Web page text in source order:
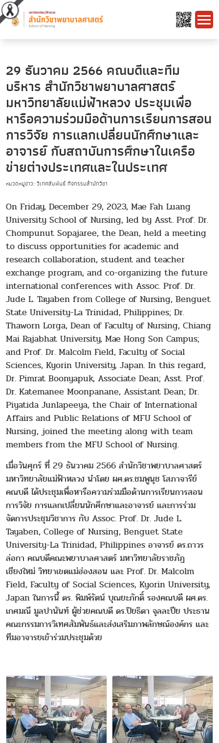
29 ธันวาคม 2566 คณบดีและทีม
บริหาร สำนักวิชาพยาบาลศาสตร์
มหาวิทยาลัยแม่ฟ้าหลวง ประชุมเพื่อ
หารือความร่วมมือด้านการเรียนการสอน
การวิจัย การแลกเปลี่ยนนักศึกษาและ
อาจารย์ กับสถาบันการศึกษาในเครือ
ข่ายต่างประเทศและในประเทศ
หมวดหมู่ข่าว: วิเทศสัมพันธ์ กิจกรรมสำนักวิชา
On Friday, December 29, 2023, Mae Fah Luang
University School of Nursing, led by Asst. Prof. Dr.
Chompunut Sopajaree, the Dean, held a meeting
to discuss opportunities for academic and
research collaboration, student and teacher
exchange program, and co-organizing the future
international conferences with Assoc. Prof. Dr.
Jude L. Tayaben from College of Nursing, Benguet
State University-La Trinidad, Philippines; Dr.
Thaworn Lorga, Dean of Faculty of Nursing, Chiang
Mai Rajabhat University, Mae Hong Son Campus;
and Prof. Dr. Malcolm Field, Faculty of Social
Sciences, Kyorin University, Japan. In this regard,
Dr. Pimrat Boonyapuk, Associate Dean; Asst. Prof.
Dr. Katemanee Moonpanane, Assistant Dean; Dr.
Piyatida Junlapeeya, the Chair of International
Affairs and Public Relations of MFU School of
Nursing, joined the meeting along with team
members from the MFU School of Nursing.
เมื่อวันศุกร์ ที่ 29 ธันวาคม 2566 สำนักวิชาพยาบาลศาสตร์
มหาวิทยาลัยแม่ฟ้าหลวง นำโดย ผศ.ดร.ชมพูนุช โสภาจารีย์
คณบดี ได้ประชุมเพื่อหารือความร่วมมือด้านการเรียนการสอน
การวิจัย การแลกเปลี่ยนนักศึกษาและอาจารย์ และการร่วม
จัดการประชุมวิชาการ กับ Assoc. Prof. Dr. Jude L.
Tayaben, College of Nursing, Benguet State
University-La Trinidad, Philippines อาจารย์ ดร.ถาวร
ล่อกา คณบดีคณะพยาบาลศาสตร์ มหาวิทยาลัยราชภัฏ
เชียงใหม่ วิทยาเขตแม่ฮ่องสอน และ Prof. Dr. Malcolm
Field, Faculty of Social Sciences, Kyorin University,
Japan ในการนี้ ดร. พิมพ์รัตน์ บุณยะภักดิ์ รองคณบดี ผศ.ดร.
เกศมณี มูลปานันท์ ผู้ช่วยคณบดี ดร.ปิยธิดา จุลละปีย ประธาน
คณะกรรมการวิเทศสัมพันธ์และส่งเสริมภาพลักษณ์องค์กร และ
ทีมอาจารยเข้าร่วมประชุมด้วย